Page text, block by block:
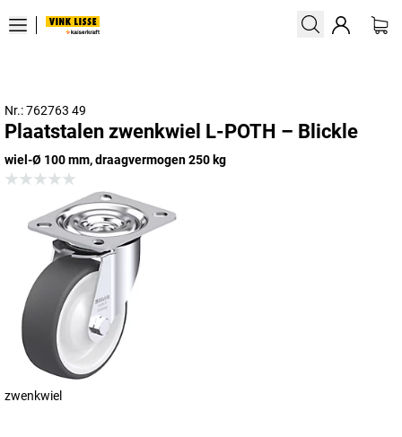
Nr.: 762763 49
Plaatstalen zwenkwiel L-POTH – Blickle
wiel-Ø 100 mm, draagvermogen 250 kg
zwenkwiel